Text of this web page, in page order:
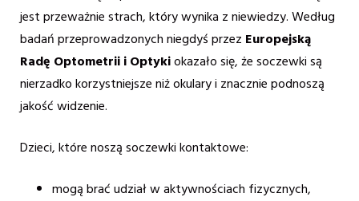
jest przeważnie strach, który wynika z niewiedzy. Według
badań przeprowadzonych niegdyś przez Europejską
Radę Optometrii i Optykiokazało się, że soczewki są
nierzadko korzystniejsze niż okulary i znacznie podnoszą
jakość widzenie.
Dzieci, które noszą soczewki kontaktowe:
mogą brać udział w aktywnościach fizycznych,